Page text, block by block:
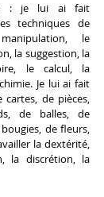
: je lui ai fait
techniques de
le
la suggestion, la
le calcul, la
Je lui ai fait
de pièces,
de balles, de
de fleurs,
la dextérité,
la discrétion, la